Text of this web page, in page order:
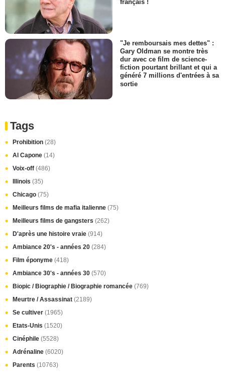
français !
"Je remboursais mes dettes" :
Gary Oldman se montre très
dur avec ce film de science-
fiction pourtant brillant et qui a
généré 7 millions d'entrées à sa
sortie
Tags
Prohibition (28)
Al Capone (14)
Voix-off (486)
Illinois (35)
Chicago (75)
Meilleurs films de mafia italienne (75)
Meilleurs films de gangsters (262)
D'après une histoire vraie (914)
Ambiance 20's - années 20 (284)
Film éponyme (418)
Ambiance 30's - années 30 (570)
Biopic / Biographie / Biographie romancée (769)
Meurtre / Assassinat (2189)
Se cultiver (1965)
Etats-Unis (1520)
Cinéphile (5528)
Adrénaline (6020)
Parents (10763)